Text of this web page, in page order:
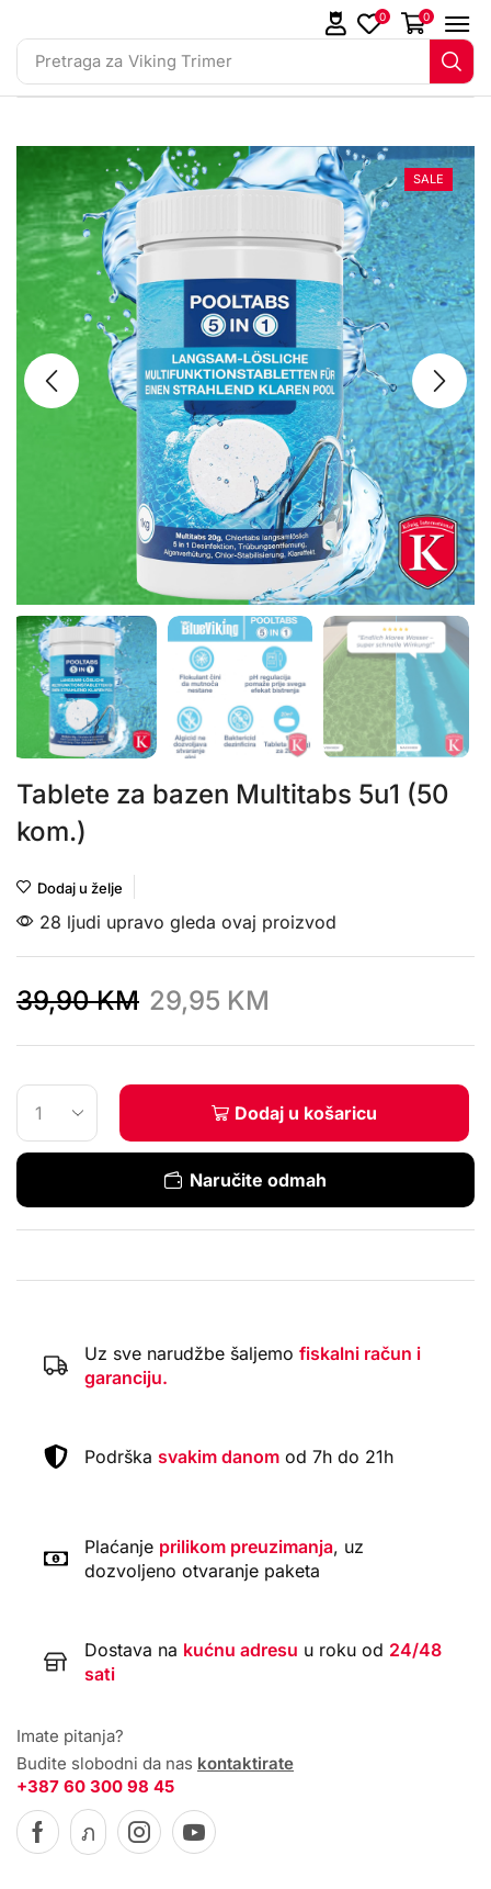
Pretraga za Jastuk Aloe Vera
0 0
SALE
Tablete za bazen Multitabs 5u1 (50
kom.)
Dodaj u želje
28 ljudi upravo gleda ovaj proizvod
39,90KM 29,95 KM
Dodaj u košaricu
Naručite odmah
Uz sve narudžbe šaljemo fiskalni račun i
garanciju.
Podrška svakim danom od 7h do 21h
Plaćanje prilikom preuzimanja, uz
dozvoljeno otvaranje paketa
Dostava na kućnu adresu u roku od 24/48
sati
Imate pitanja?
Budite slobodni da nas kontaktirate
+387 60 300 98 45